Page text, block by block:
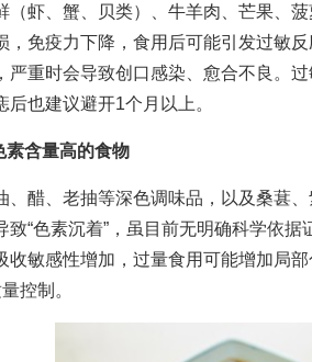
、蟹、贝类）、牛羊肉、芒果、菠
，免疫力下降，食用后可能引发过敏
严重时会导致创口感染、愈合不良。
后也建议避开1个月以上。
素含量高的食物
、老抽等深色调味品，以及桑葚、
致“色素沉着”，虽目前无明确科学依
收敏感性增加，过量食用可能增加局
控制。